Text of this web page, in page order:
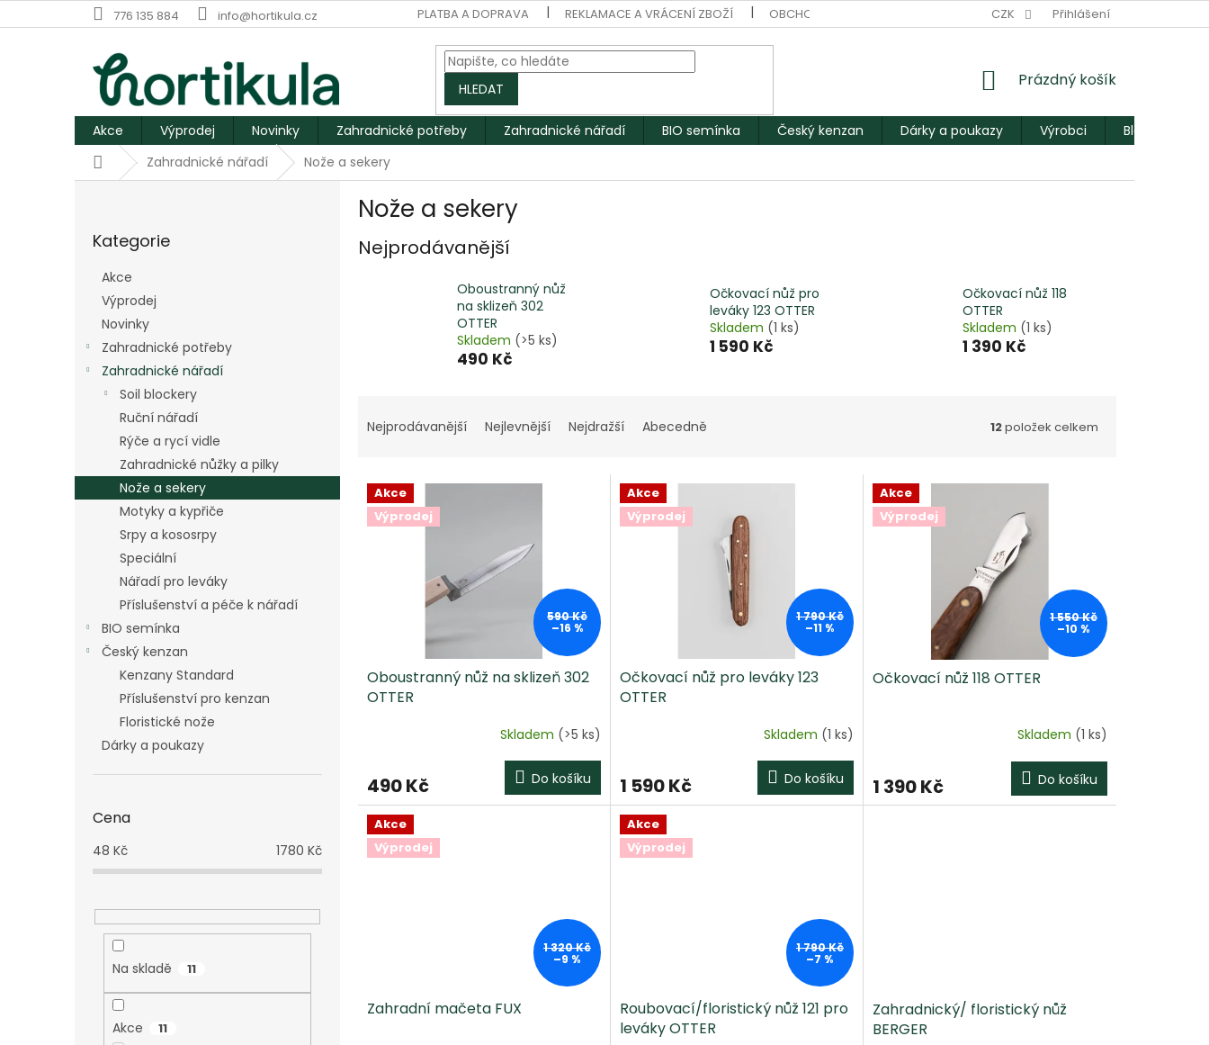
na
776 135 884 info@hortikula.cz PLATBA A DOPRAVA REKLAMACE A VRÁCENÍ ZBOŽÍ OBCHODNÍ PODMÍNKY PODMÍNKY OCHRANY OSOBNÍCH ÚDAJŮ
CZK Přihlášení
HLEDAT
NÁKUPNÍ
Prázdný košík
Akce Výprodej Novinky Zahradnické potřeby Zahradnické nářadí BIO semínka Český kenzan Dárky a poukazy Výrobci
Blog
DomůZahradnické nářadí Nože a sekery
kategorie
Kategorie
Akce
Výprodej
Novinky
Zahradnické potřeby
Zahradnické nářadí
Soil blockery
Ruční nářadí
Rýče a rycí vidle
Zahradnické nůžky a pilky
Nože a sekery
Motyky a kypřiče
Srpy a kososrpy
Speciální
Nářadí pro leváky
Příslušenství a péče k nářadí
BIO semínka
Český kenzan
Kenzany Standard
Příslušenství pro kenzan
Floristické nože
Dárky a poukazy
Cena
48 Kč 1780 Kč
Na skladě 11
Akce 11
Nože a sekery
Nejprodávanější
Oboustranný nůž
na sklizeň 302
OTTER
Skladem (>5 ks)
490 Kč
Očkovací nůž pro
leváky 123 OTTER
Skladem (1 ks)
1 590 Kč
Očkovací nůž 118
OTTER
Skladem (1 ks)
1 390 Kč
a
n
p
Nejprodávanější Nejlevnější Nejdražší Abecedně 12položek celkem
V
p
Akce
Výprodej
590 Kč
–16 %
Oboustranný nůž na sklizeň 302
OTTER
Skladem (>5 ks)
490 Kč Do košíku
Akce
Výprodej
1 790 Kč
–11 %
Očkovací nůž pro leváky 123
OTTER
Skladem (1 ks)
1 590 Kč Do košíku
Akce
Výprodej
1 550 Kč
–10 %
Očkovací nůž 118 OTTER
Skladem (1 ks)
1 390 Kč Do košíku
Akce
Výprodej
1 320 Kč
–9 %
Zahradní mačeta FUX
Akce
Výprodej
1 790 Kč
–7 %
Roubovací/floristický nůž 121 pro
leváky OTTER
Zahradnický/ floristický nůž
BERGER